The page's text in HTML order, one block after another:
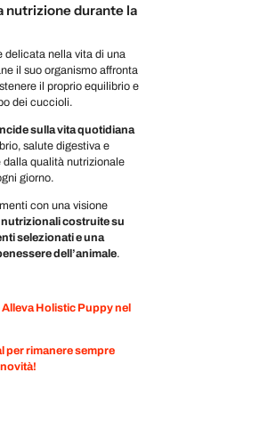
nutrizione durante la
delicata nella vita di una
il suo organismo affronta
il proprio equilibrio e
dei cuccioli.
sulla vita quotidiana
salute digestiva e
qualità nutrizionale
giorno.
con una visione
costruite su
selezionati e una
dell’animale.
Holistic Puppy nel
per rimanere sempre